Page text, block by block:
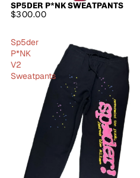
SP5DER P*NK SWEATPANTS
$300.00
Sp5der
P*NK
V2
Sweatpants